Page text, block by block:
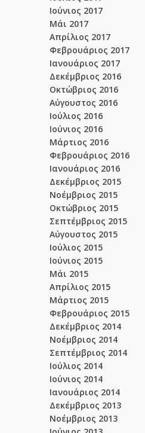
Ιούνιος 2017
Μάι 2017
Απρίλιος 2017
Φεβρουάριος 2017
Ιανουάριος 2017
Δεκέμβριος 2016
Οκτώβριος 2016
Αύγουστος 2016
Ιούλιος 2016
Ιούνιος 2016
Μάρτιος 2016
Φεβρουάριος 2016
Ιανουάριος 2016
Δεκέμβριος 2015
Νοέμβριος 2015
Οκτώβριος 2015
Σεπτέμβριος 2015
Αύγουστος 2015
Ιούλιος 2015
Ιούνιος 2015
Μάι 2015
Απρίλιος 2015
Μάρτιος 2015
Φεβρουάριος 2015
Δεκέμβριος 2014
Νοέμβριος 2014
Σεπτέμβριος 2014
Ιούλιος 2014
Ιούνιος 2014
Ιανουάριος 2014
Δεκέμβριος 2013
Νοέμβριος 2013